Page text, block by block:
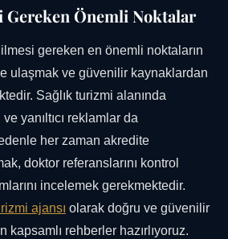
Önemli Noktalar
gereken en önemli noktaların
ulaşmak ve güvenilir kaynaklardan
Sağlık turizmi alanında
yanıltıcı reklamlar da
her zaman akredite
doktor referanslarını kontrol
incelemek gerekmektedir.
ajansı olarak doğru ve güvenilir
kapsamlı rehberler hazırlıyoruz.